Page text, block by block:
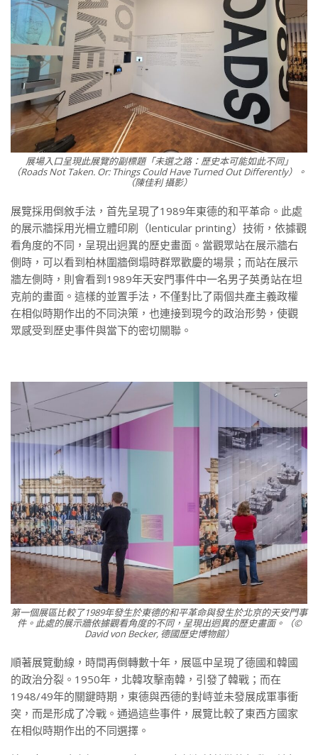
展場入口呈現此展覽的副標題「未選之路：歷史本可能如此不同」
（Roads Not Taken. Or: Things Could Have Turned Out Differently）。
（陳佳利 攝影）
展覽採用倒敘手法，首先呈現了1989年東德的和平革命。此處
的展示牆採用光柵立體印刷（lenticular printing）技術，依據觀
看角度的不同，呈現出迥異的歷史畫面。當觀眾站在展示牆右
側時，可以看到柏林圍牆倒塌時群眾歡慶的場景；而站在展示
牆左側時，則會看到1989年天安門事件中一名男子英勇站在坦
克前的畫面。這樣的並置手法，不僅對比了兩個共產主義政權
在相似時期作出的不同決策，也連接到現今的政治形勢，使觀
眾感受到歷史事件與當下的密切關聯。
第一個展區比較了1989年發生於東德的和平革命與發生於北京的天安門事
件。此處的展示牆依據觀看角度的不同，呈現出迥異的歷史畫面。（©
David von Becker, 德國歷史博物館）
順著展覽動線，時間再倒轉數十年，展區中呈現了德國和韓國
的政治分裂。1950年，北韓攻擊南韓，引發了韓戰；而在
1948/49年的關鍵時期，東德與西德的對峙並未發展成軍事衝
突，而是形成了冷戰。通過這些事件，展覽比較了東西方國家
在相似時期作出的不同選擇。